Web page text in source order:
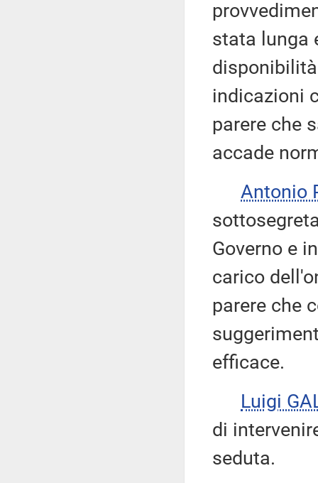
stata lunga
indicazioni
parere che
accade
Antonio
Governo e
carico
parere che
efficace.
Luigi
di
seduta.